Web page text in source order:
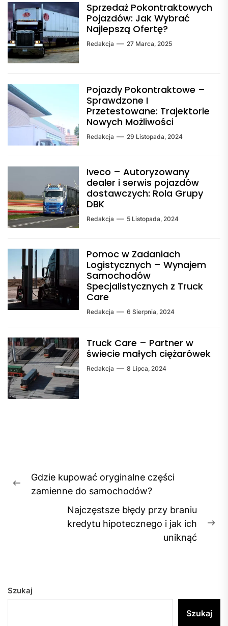
Sprzedaż Pokontraktowych
Pojazdów: Jak Wybrać
Najlepszą Ofertę?
Redakcja 27 Marca, 2025
Pojazdy Pokontraktowe –
Sprawdzone I
Przetestowane: Trajektorie
Nowych Możliwości
Redakcja 29 Listopada, 2024
Iveco – Autoryzowany
dealer i serwis pojazdów
dostawczych: Rola Grupy
DBK
Redakcja 5 Listopada, 2024
Pomoc w Zadaniach
Logistycznych – Wynajem
Samochodów
Specjalistycznych z Truck
Care
Redakcja 6 Sierpnia, 2024
Truck Care – Partner w
świecie małych ciężarówek
Redakcja 8 Lipca, 2024
Nawigacja
wpisu
Previous
Gdzie kupować oryginalne części
zamienne do samochodów?
Najczęstsze błędy przy braniu
kredytu hipotecznego i jak ich
uniknąć
Szukaj
Szukaj